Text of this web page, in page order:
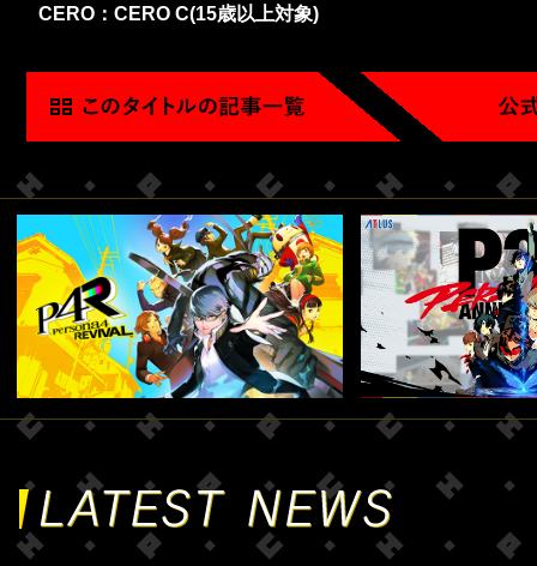
CERO：CERO C(15歳以上対象)